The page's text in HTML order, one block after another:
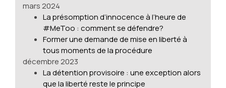
mars 2024
La présomption d’innocence à l’heure de
#MeToo : comment se défendre?
Former une demande de mise en liberté à
tous moments de la procédure
décembre 2023
La détention provisoire : une exception alors
que la liberté reste le principe